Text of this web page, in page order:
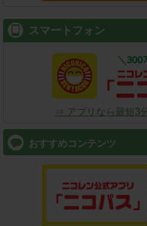
スマートフォン
⇒ アプリなら最短3
おすすめコンテンツ